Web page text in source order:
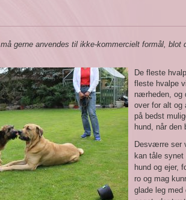
gerne anvendes til ikke-kommercielt formål, blot
De fleste
fleste hvalpe
nærheden, og
over for alt og
på bedst
hund, når den
Desværre ser
kan tåle
hund og ejer,
ro og mag
glade leg med